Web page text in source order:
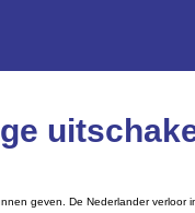
geven. De Nederlander